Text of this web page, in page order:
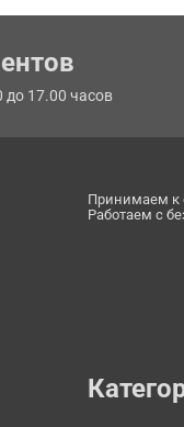
до 17.00 часов
Принимаем к
Работаем с